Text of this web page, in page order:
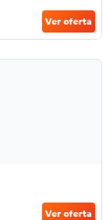
Ver oferta
Ver oferta